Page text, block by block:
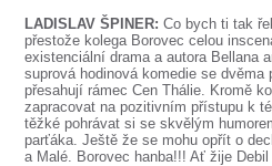
LADISLAV ŠPINER: Co bych ti tak
přestože kolega Borovec celou
existenciální drama a autora Bellana
suprová hodinová komedie se
přesahují rámec Cen Thálie. Kromě
zapracovat na pozitivním přístupu k
těžké pohrávat si se skvělým
parťáka. Ještě že se mohu opřít o
a Malé. Borovec hanba!!! Ať žije Debil